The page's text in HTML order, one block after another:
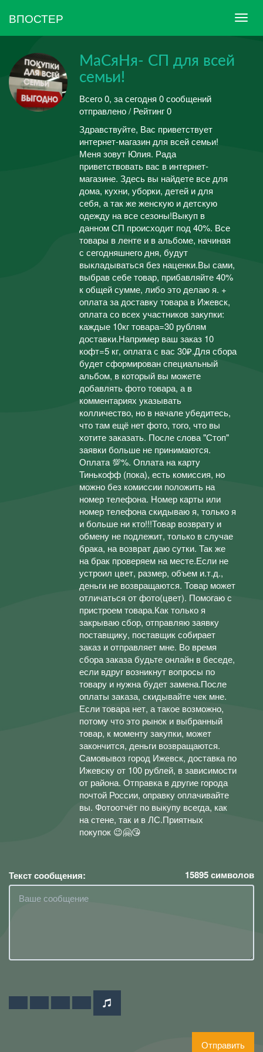
ВПОСТЕР
МаСяНя- СП для всей
семьи!
Всего 0, за сегодня 0 сообщений
отправлено / Рейтинг 0
Здравствуйте, Вас приветствует
интернет-магазин для всей семьи!
Меня зовут Юлия. Рада
приветствовать вас в интернет-
магазине. Здесь вы найдете все для
дома, кухни, уборки, детей и для
себя, а так же женскую и детскую
одежду на все сезоны!Выкуп в
данном СП происходит под 40%. Все
товары в ленте и в альбоме, начиная
с сегодняшнего дня, будут
выкладываться без наценки.Вы сами,
выбрав себе товар, прибавляйте 40%
к общей сумме, либо это делаю я. +
оплата за доставку товара в Ижевск,
оплата со всех участников закупки:
каждые 10кг товара=30 рублям
доставки.Например ваш заказ 10
кофт=5 кг, оплата с вас 30₽.Для сбора
будет сформирован специальный
альбом, в который вы можете
добавлять фото товара, а в
комментариях указывать
колличество, но в начале убедитесь,
что там ещё нет фото, того, что вы
хотите заказать. После слова "Стоп"
заявки больше не принимаются.
Оплата 💯%. Оплата на карту
Тинькофф (пока), есть комиссия, но
можно без комиссии положить на
номер телефона. Номер карты или
номер телефона скидываю я, только я
и больше ни кто!!!Товар возврату и
обмену не подлежит, только в случае
брака, на возврат даю сутки. Так же
на брак проверяем на месте.Если не
устроил цвет, размер, объем и.т.д.,
деньги не возвращаются. Товар может
отличаться от фото(цвет). Помогаю с
пристроем товара.Как только я
закрываю сбор, отправляю заявку
поставщику, поставщик собирает
заказ и отправляет мне. Во время
сбора заказа будьте онлайн в беседе,
если вдруг возникнут вопросы по
товару и нужна будет замена.После
оплаты заказа, скидывайте чек мне.
Если товара нет, а такое возможно,
потому что это рынок и выбранный
товар, к моменту закупки, может
закончится, деньги возвращаются.
Самовывоз город Ижевск, доставка по
Ижевску от 100 рублей, в зависимости
от района. Отправка в другие города
почтой России, оправку оплачивайте
вы. Фотоотчёт по выкупу всегда, как
на стене, так и в ЛС.Приятных
покупок 😉🤗😘
Текст сообщения: 15895символов
Отправить